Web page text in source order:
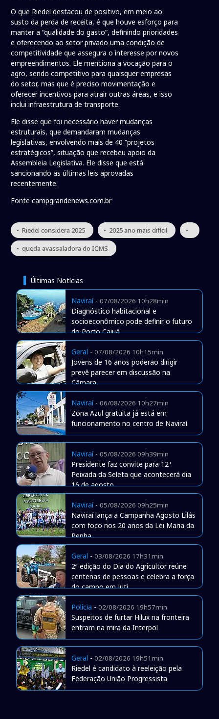
O que Riedel destacou de positivo, em meio ao
susto da perda de receita, é que houve esforço para
manter a “qualidade do gasto”, definindo prioridades
e oferecendo ao setor privado uma condição de
competitividade que assegura o interesse por novos
empreendimentos. Ele menciona a vocação para o
agro, sendo competitivo para quaisquer empresas
do setor, mas que é preciso movimentação e
oferecer incentivos para atrair outras áreas, e isso
inclui infraestrutura de transporte.
Ele disse que foi necessário haver mudanças
estruturais, que demandaram mudanças
legislativas, envolvendo mais de 40 “projetos
estratégicos”, situação que recebeu apoio da
Assembleia Legislativa. Ele disse que está
sancionando as últimas leis aprovadas
recentemente.
Fonte campgrandenews.com.br
• Riedel considera 2025 • 2025 ano mais difícil •
• queda avassaladora do ICMS
Últimas Notícias
Naviraí- 07/08/2026 10h28min
Diagnóstico habitacional e
socioeconômico pode definir o futuro
do Porto Caiuá
Geral - 07/08/2026 10h15min
Jovens de 16 anos poderão dirigir
prevê parecer em discussão na
Câmara
Naviraí- 06/08/2026 10h27min
Zona Azul gratuita já está em
funcionamento no centro de Naviraí
Naviraí- 05/08/2026 09h39min
Presidente faz convite para 12ª
Peixada da Seleta que acontecerá dia
16 de agosto
Naviraí- 05/08/2026 09h25min
Naviraí lança a Campanha Agosto Lilás
com foco nos 20 anos da Lei Maria da
Penha
Geral - 03/08/2026 17h31min
2ª edição do Dia do Agricultor reúne
centenas de pessoas e celebra a força
do campo em Juti
Polícia - 02/08/2026 19h57min
Suspeitos de furtar Hilux na fronteira
entram na mira da Interpol
Geral - 02/08/2026 19h51min
Riedel é candidato à reeleição pela
Federação União Progressista